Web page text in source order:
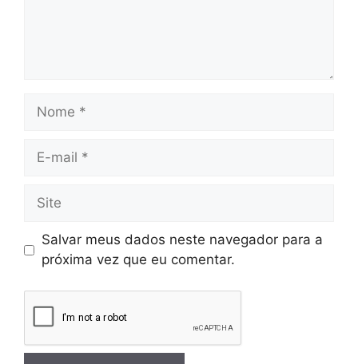
Salvar meus dados neste navegador para a
próxima vez que eu comentar.